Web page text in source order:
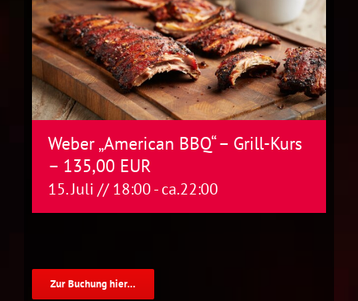
Weber „American BBQ“ – Grill-Kurs
– 135,00 EUR
15. Juli // 18:00- ca.22:00
Zur Buchung hier…